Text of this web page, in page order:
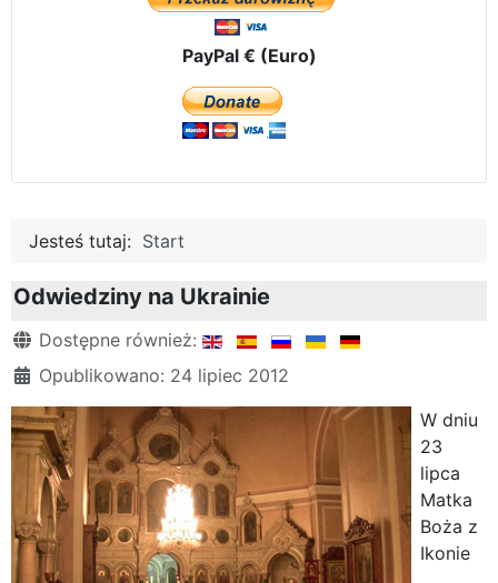
PayPal € (Euro)
Jesteś tutaj: Start
Odwiedziny na Ukrainie
Szczegóły
Dostępne również:
Opublikowano: 24 lipiec 2012
W dniu
23
lipca
Matka
Boża z
Ikonie